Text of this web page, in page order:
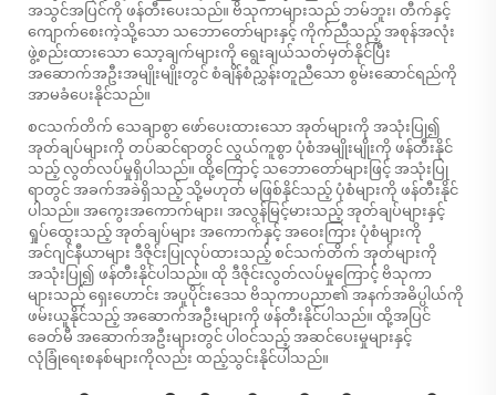
အသွင်အပြင်ကို ဖန်တီးပေးသည်။ ဗိသုကာများသည် ဘမ်ဘူး၊ တီက်နှင့်
ကျောက်စေးကဲ့သို့သော သဘောတော်များနှင့် ကိုက်ညီသည့် အစုန်အလုံး
ဖွဲ့စည်းထားသော သော့ချက်များကို ရွေးချယ်သတ်မှတ်နိုင်ပြီး
အဆောက်အဦးအမျိုးမျိုးတွင် စံချိန်စံညွှန်းတူညီသော စွမ်းဆောင်ရည်ကို
အာမခံပေးနိုင်သည်။
စငသက်တိက် သေချာစွာ ဖော်ပေးထားသော အုတ်များကို အသုံးပြု၍
အုတ်ချပ်များကို တပ်ဆင်ရာတွင် လွယ်ကူစွာ ပုံစံအမျိုးမျိုးကို ဖန်တီးနိုင်
သည့် လွတ်လပ်မှုရှိပါသည်။ ထို့ကြောင့် သဘောတော်များဖြင့် အသုံးပြု
ရာတွင် အခက်အခဲရှိသည့် သို့မဟုတ် မဖြစ်နိုင်သည့် ပုံစံများကို ဖန်တီးနိုင်
ပါသည်။ အကွေးအကောက်များ၊ အလွန်မြင့်မားသည့် အုတ်ချပ်များနှင့်
ရှုပ်ထွေးသည့် အုတ်ချပ်များ အကောက်နှင့် အဝေးကြား ပုံစံများကို
အင်ဂျင်နီယာများ ဒီဇိုင်းပြုလုပ်ထားသည့် စင်သက်တိက် အုတ်များကို
အသုံးပြု၍ ဖန်တီးနိုင်ပါသည်။ ထို ဒီဇိုင်းလွတ်လပ်မှုကြောင့် ဗိသုကာ
များသည် ရှေးဟောင်း အပူပိုင်းဒေသ ဗိသုကာပညာ၏ အနက်အဓိပ္ပါယ်ကို
ဖမ်းယူနိုင်သည့် အဆောက်အဦးများကို ဖန်တီးနိုင်ပါသည်။ ထို့အပြင်
ခေတ်မီ အဆောက်အဦးများတွင် ပါဝင်သည့် အဆင်ပေးမှုများနှင့်
လုံခြုံရေးစနစ်များကိုလည်း ထည့်သွင်းနိုင်ပါသည်။